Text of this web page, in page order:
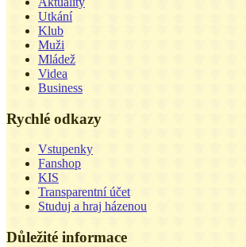
Utkání
Klub
Muži
Mládež
Videa
Business
Rychlé odkazy
Vstupenky
Fanshop
KIS
Transparentní účet
Studuj a hraj házenou
Důležité informace